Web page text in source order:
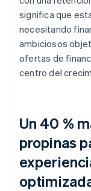
significa que
necesitando
ambiciosos
ofertas de
centro del
Un 40 %
propinas